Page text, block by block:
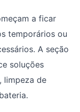
a ficar
temporários ou
A seção
soluções
limpeza de